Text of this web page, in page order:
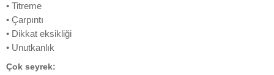
• Titreme
• Çarpıntı
• Dikkat eksikliği
• Unutkanlık
Çok seyrek: